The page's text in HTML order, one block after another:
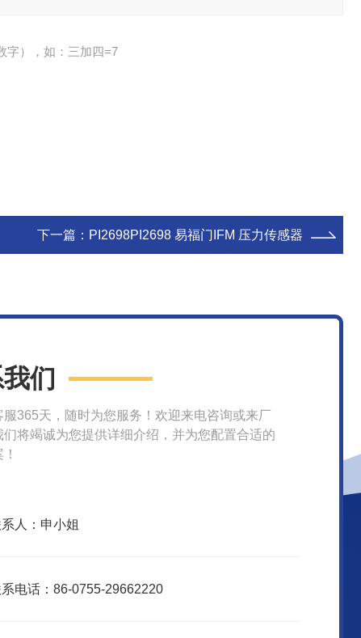
字），如：三加四=7
下一篇： PI2698PI2698 易福门IFM 压力传感器
们
服365天，随时为您服务！欢迎来电咨询或来厂
们将竭诚为您提供详细介绍，并为您配置合适的
人：申小姐
电话：86-0755-29662220